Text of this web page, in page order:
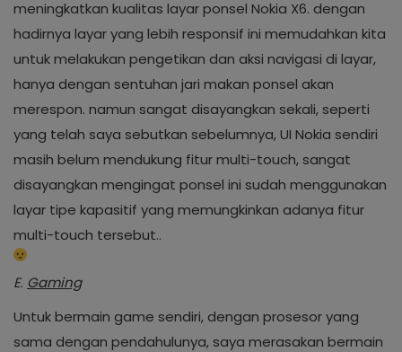
meningkatkan kualitas layar ponsel Nokia X6. dengan
hadirnya layar yang lebih responsif ini memudahkan kita
untuk melakukan pengetikan dan aksi navigasi di layar,
hanya dengan sentuhan jari makan ponsel akan
merespon. namun sangat disayangkan sekali, seperti
yang telah saya sebutkan sebelumnya, UI Nokia sendiri
masih belum mendukung fitur multi-touch, sangat
disayangkan mengingat ponsel ini sudah menggunakan
layar tipe kapasitif yang memungkinkan adanya fitur
multi-touch tersebut..
E. Gaming
Untuk bermain game sendiri, dengan prosesor yang
sama dengan pendahulunya, saya merasakan bermain